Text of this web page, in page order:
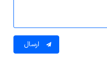
ارسال